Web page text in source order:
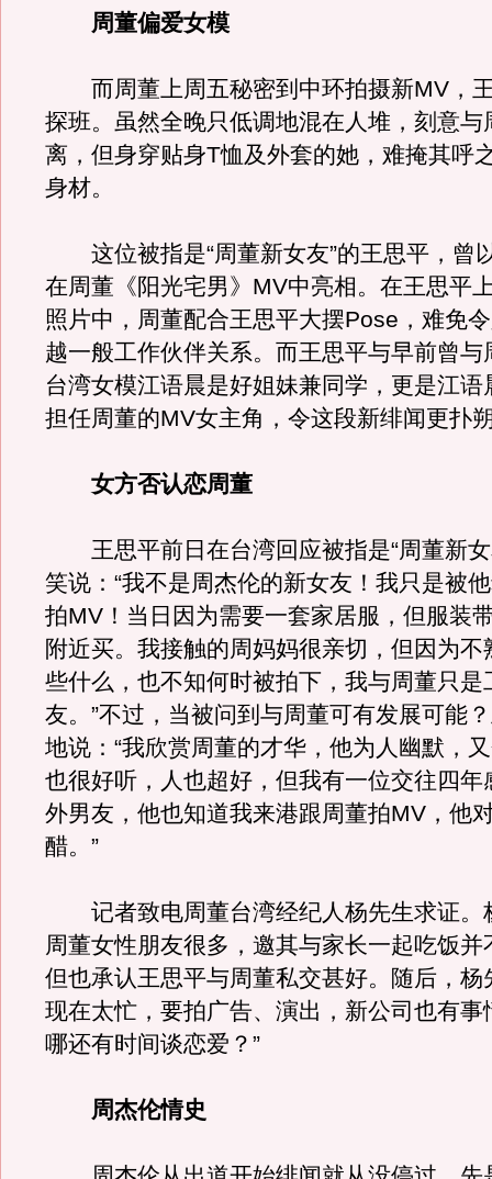
周董偏爱女模
而周董上周五秘密到中环拍摄新MV，
探班。虽然全晚只低调地混在人堆，刻意与
离，但身穿贴身T恤及外套的她，难掩其呼
身材。
这位被指是“周董新女友”的王思平，曾
在周董《阳光宅男》MV中亮相。在王思平
照片中，周董配合王思平大摆Pose，难免
越一般工作伙伴关系。而王思平与早前曾与
台湾女模江语晨是好姐妹兼同学，更是江语
担任周董的MV女主角，令这段新绯闻更扑
女方否认恋周董
王思平前日在台湾回应被指是“周董新女
笑说：“我不是周杰伦的新女友！我只是被
拍MV！当日因为需要一套家居服，但服装
附近买。我接触的周妈妈很亲切，但因为不
些什么，也不知何时被拍下，我与周董只是
友。”不过，当被问到与周董可有发展可能
地说：“我欣赏周董的才华，他为人幽默，
也很好听，人也超好，但我有一位交往四年
外男友，他也知道我来港跟周董拍MV，他
醋。”
记者致电周董台湾经纪人杨先生求证。
周董女性朋友很多，邀其与家长一起吃饭并
但也承认王思平与周董私交甚好。随后，杨
现在太忙，要拍广告、演出，新公司也有事
哪还有时间谈恋爱？”
周杰伦情史